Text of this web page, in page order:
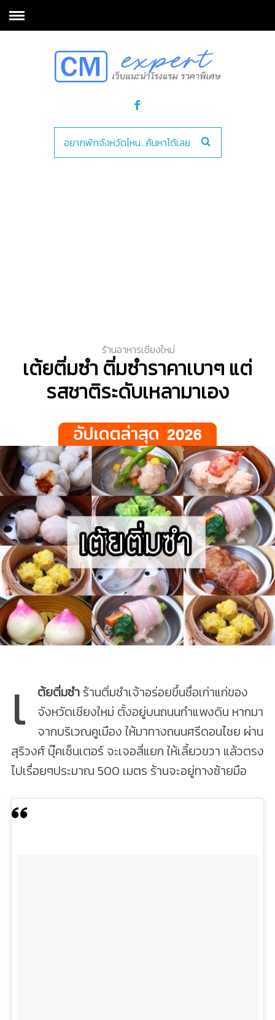
ร้านอาหารเชียงใหม่
เต้ยติ่มซำ ติ่มซำราคาเบาๆ แต่
รสชาติระดับเหลามาเอง
เ ต้ยติ่มซำร้านติ่มซำเจ้าอร่อยขึ้นชื่อเก่าแก่ของ
จังหวัดเชียงใหม่ ตั้งอยู่บนถนนกำแพงดิน หากมา
จากบริเวณคูเมือง ให้มาทางถนนศรีดอนไชย ผ่าน
สุริวงศ์ บุ๊คเซ็นเตอร์ จะเจอสี่แยก ให้เลี้ยวขวา แล้วตรง
ไปเรื่อยๆประมาณ 500 เมตร ร้านจะอยู่ทางซ้ายมือ